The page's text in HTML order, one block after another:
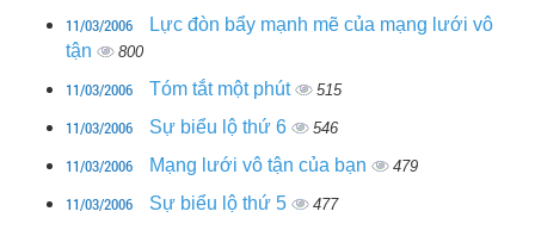
11/03/2006
Lực đòn bẩy mạnh mẽ của mạng lưới vô
tận
800
11/03/2006 Tóm tắt một phút 515
11/03/2006 Sự biểu lộ thứ 6 546
11/03/2006 Mạng lưới vô tận của bạn 479
11/03/2006 Sự biểu lộ thứ 5 477